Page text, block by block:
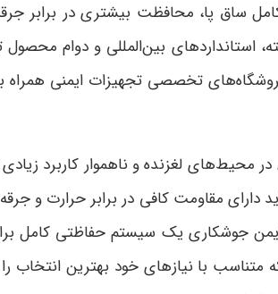
ساق پا، محافظت بیشتری در برابر
استانداردهای بین‌المللی و دوام
تخصصی تجهیزات ایمنی همراه
لغزنده و ناهموار کاربرد زیادی
مقاومت کافی در برابر حرارت و
جوشکاری یک سیستم حفاظتی کامل
با نیازهای خود بهترین انتخاب